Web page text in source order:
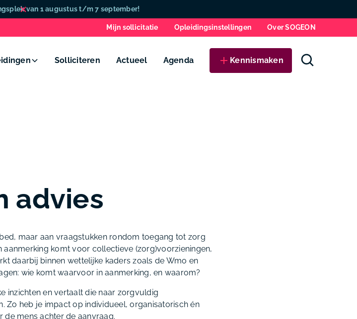
van 1 augustus t/m 7 september!
Mijn sollicitatie Opleidingsinstellingen Over SOGEON
Solliciteren Actueel Agenda Kennismaken
advies
maar aan vraagstukken rondom toegang tot zorg
komt voor collectieve (zorg)voorzieningen,
daarbij binnen wettelijke kaders zoals de Wmo en
wie komt waarvoor in aanmerking, en waarom?
inzichten en vertaalt die naar zorgvuldig
Zo heb je impact op individueel, organisatorisch én
mens achter de aanvraag.